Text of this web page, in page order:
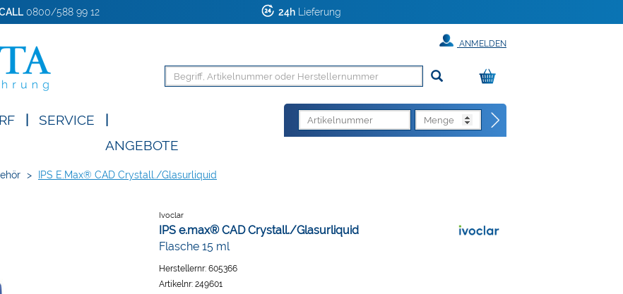
0800/588 99 12 24h Lieferung
ANMELDEN
SERVICE
ANGEBOTE
> IPS E.max® CAD Crystall./Glasurliquid
Ivoclar
IPS e.max® CAD Crystall./Glasurliquid
Flasche 15 ml
Herstellernr: 605366
Artikelnr: 249601